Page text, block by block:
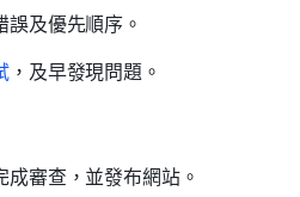
及優先順序。
，及早發現問題。
審查，並發布網站。